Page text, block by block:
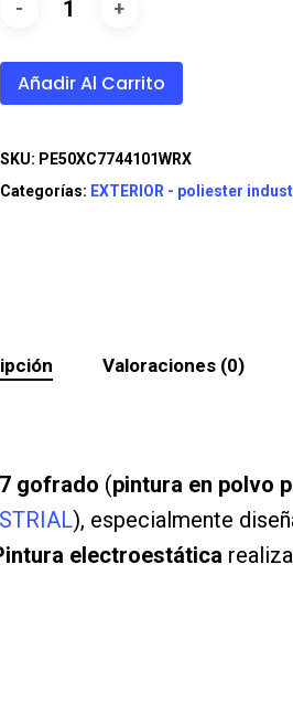
Añadir Al Carrito
SKU: PE50XC7744101WRX
Categorías: EXTERIOR - poliester
Valoraciones (0)
gofrado (pintura en polvo
), especialmente
electroestática